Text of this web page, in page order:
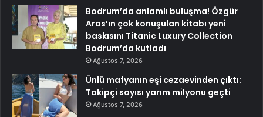
Bodrum’da anlamlı buluşma! Özgür
Aras’ın çok konuşulan kitabı yeni
baskısını Titanic Luxury Collection
Bodrum’da kutladı
Ağustos 7, 2026
Ünlü mafyanın eşi cezaevinden çıktı:
Takipçi sayısı yarım milyonu geçti
Ağustos 7, 2026